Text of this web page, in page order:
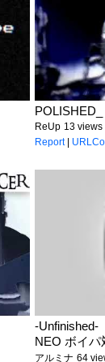
POLISHED_
ReUp 13
Report|
-Unfinished-
NEO ボイパ
アルミナ 64